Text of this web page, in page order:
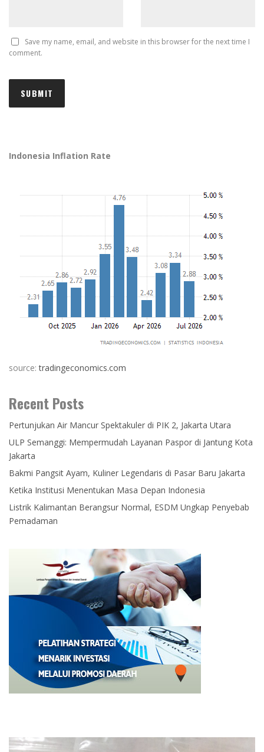
Save my name, email, and website in this browser for the next time I
comment.
Indonesia Inflation Rate
source:tradingeconomics.com
Recent Posts
Pertunjukan Air Mancur Spektakuler di PIK 2, Jakarta Utara
ULP Semanggi: Mempermudah Layanan Paspor di Jantung Kota
Jakarta
Bakmi Pangsit Ayam, Kuliner Legendaris di Pasar Baru Jakarta
Ketika Institusi Menentukan Masa Depan Indonesia
Listrik Kalimantan Berangsur Normal, ESDM Ungkap Penyebab
Pemadaman